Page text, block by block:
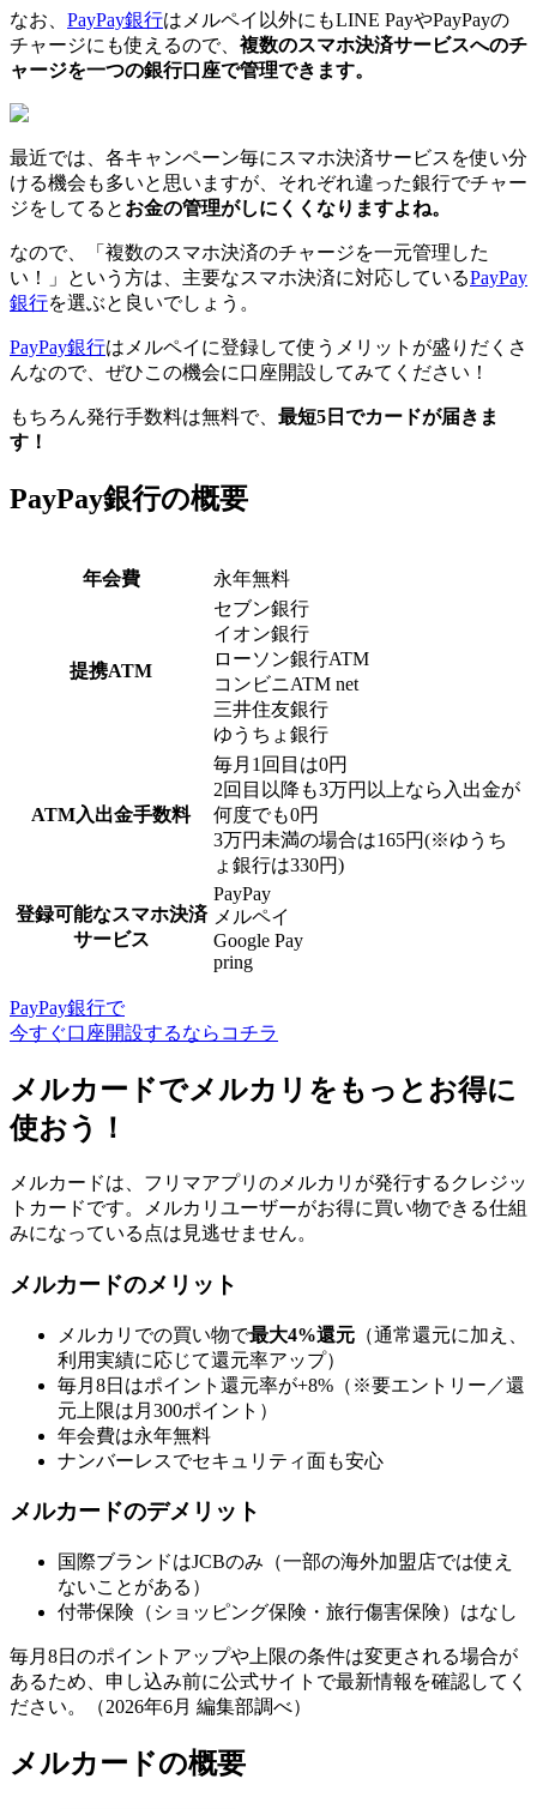
なお、 PayPay銀行はメルペイ以外にもLINE PayやPayPayの
チャージにも使えるので、 複数のスマホ決済サービスへのチ
ャージを一つの銀行口座で管理できます。
最近では、各キャンペーン毎にスマホ決済サービスを使い分
ける機会も多いと思いますが、それぞれ違った銀行でチャー
ジをしてると お金の管理がしにくくなりますよね。
なので、「複数のスマホ決済のチャージを一元管理した
い！」という方は、主要なスマホ決済に対応しているPayPay
銀行を選ぶと良いでしょう。
PayPay銀行はメルペイに登録して使うメリットが盛りだくさ
んなので、ぜひこの機会に口座開設してみてください！
もちろん発行手数料は無料で、 最短5日でカードが届きま
す！
PayPay銀行の概要
年会費 永年無料
提携ATM
セブン銀行
イオン銀行
ローソン銀行ATM
コンビニATM net
三井住友銀行
ゆうちょ銀行
ATM入出金手数料
毎月1回目は0円
2回目以降も3万円以上なら入出金が
何度でも0円
3万円未満の場合は165円(※ゆうち
ょ銀行は330円)
登録可能なスマホ決済
サービス
PayPay
メルペイ
Google Pay
pring
PayPay銀行で
今すぐ口座開設するならコチラ
メルカードでメルカリをもっとお得に
使おう！
メルカードは、フリマアプリのメルカリが発行するクレジッ
トカードです。メルカリユーザーがお得に買い物できる仕組
みになっている点は見逃せません。
メルカードのメリット
メルカリでの買い物で最大4%還元 （通常還元に加え、
利用実績に応じて還元率アップ）
毎月8日はポイント還元率が+8%（※要エントリー／還
元上限は月300ポイント）
年会費は永年無料
ナンバーレスでセキュリティ面も安心
メルカードのデメリット
国際ブランドはJCBのみ（一部の海外加盟店では使え
ないことがある）
付帯保険（ショッピング保険・旅行傷害保険）はなし
毎月8日のポイントアップや上限の条件は変更される場合が
あるため、申し込み前に公式サイトで最新情報を確認してく
ださい。（2026年6月 編集部調べ）
メルカードの概要